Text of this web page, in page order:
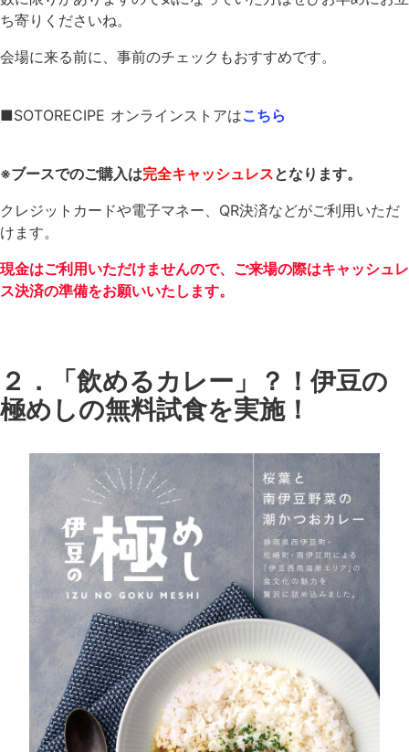
ち寄りくださいね。
会場に来る前に、事前のチェックもおすすめです。
■SOTORECIPE オンラインストアはこちら
※ブースでのご購入は完全キャッシュレスとなります。
クレジットカードや電子マネー、QR決済などがご利用いただ
けます。
現金はご利用いただけませんので、ご来場の際はキャッシュレ
ス決済の準備をお願いいたします。
２．「飲めるカレー」？！伊豆の
極めしの無料試食を実施！